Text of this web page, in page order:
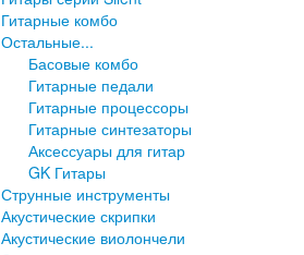
Гитарные комбо
Остальные...
Басовые комбо
Гитарные педали
Гитарные процессоры
Гитарные синтезаторы
Аксессуары для гитар
GK Гитары
Струнные инструменты
Акустические скрипки
Акустические виолончели